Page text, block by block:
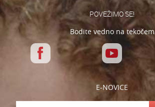
POVEŽIMO SE!
Bodite vedno na tekočem
E-NOVICE